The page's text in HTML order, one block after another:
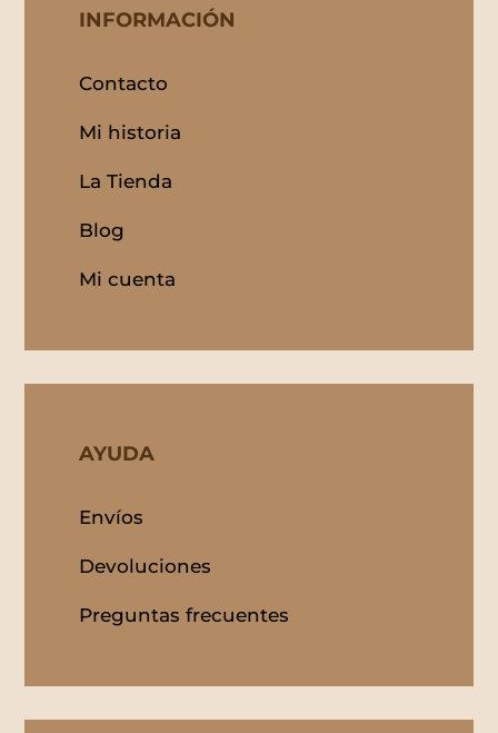
INFORMACIÓN
Contacto
Mi historia
La Tienda
Blog
Mi cuenta
AYUDA
Envíos
Devoluciones
Preguntas frecuentes